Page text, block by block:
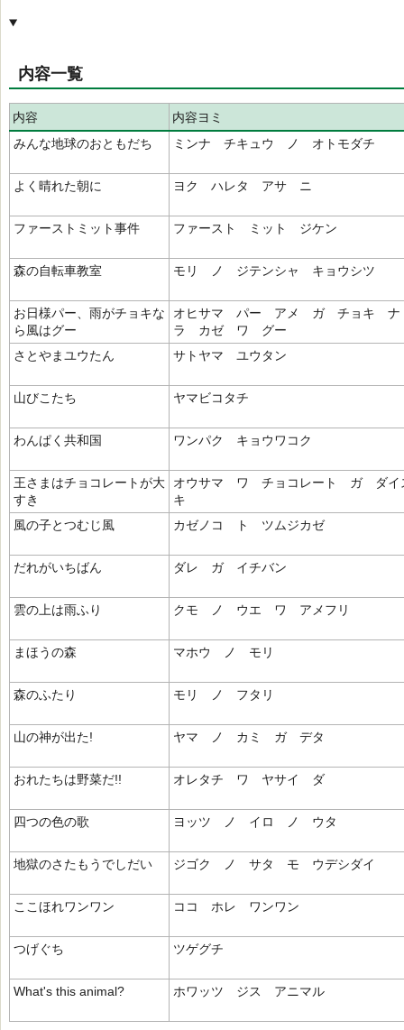
内容一覧
内容
内容ヨミ
みんな地球のおともだち
ミンナ チキュウ ノ オトモダチ
よく晴れた朝に ヨク ハレタ アサ ニ
ファーストミット事件 ファースト ミット ジケン
森の自転車教室 モリ ノ ジテンシャ キョウシツ
お日様パー、雨がチョキな
ら風はグー
オヒサマ パー アメ ガ チョキ ナ
ラ カゼ ワ グー
さとやまユウたん
サトヤマ ユウタン
山びこたち ヤマビコタチ
わんぱく共和国 ワンパク キョウワコク
王さまはチョコレートが大
すき
オウサマ ワ チョコレート ガ ダイ
キ
風の子とつむじ風
カゼノコ ト ツムジカゼ
だれがいちばん ダレ ガ イチバン
雲の上は雨ふり クモ ノ ウエ ワ アメフリ
まほうの森 マホウ ノ モリ
森のふたり モリ ノ フタリ
山の神が出た! ヤマ ノ カミ ガ デタ
おれたちは野菜だ!! オレタチ ワ ヤサイ ダ
四つの色の歌 ヨッツ ノ イロ ノ ウタ
地獄のさたもうでしだい ジゴク ノ サタ モ ウデシダイ
ここほれワンワン ココ ホレ ワンワン
つげぐち ツゲグチ
What's this animal? ホワッツ ジス アニマル